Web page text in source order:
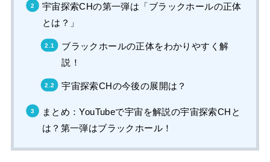
宇宙探索CHの第一弾は「ブラックホールの正体
とは？」
ブラックホールの正体をわかりやすく解
説！
宇宙探索CHの今後の展開は？
まとめ：YouTubeで宇宙を解説の宇宙探索CHと
は？第一弾はブラックホール！